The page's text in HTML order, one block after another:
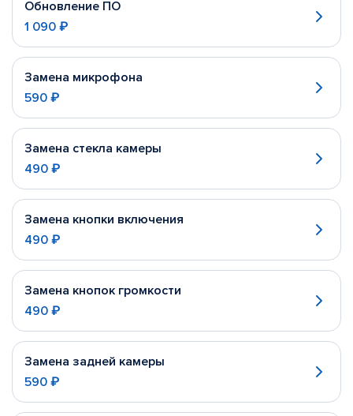
Обновление ПО
1 090 ₽
Замена микрофона
590 ₽
Замена стекла камеры
490 ₽
Замена кнопки включения
490 ₽
Замена кнопок громкости
490 ₽
Замена задней камеры
590 ₽